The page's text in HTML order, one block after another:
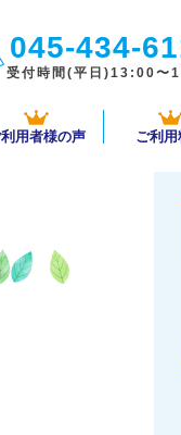
045-434-
受付時間(平日)13:00〜
用者様の声 ご利